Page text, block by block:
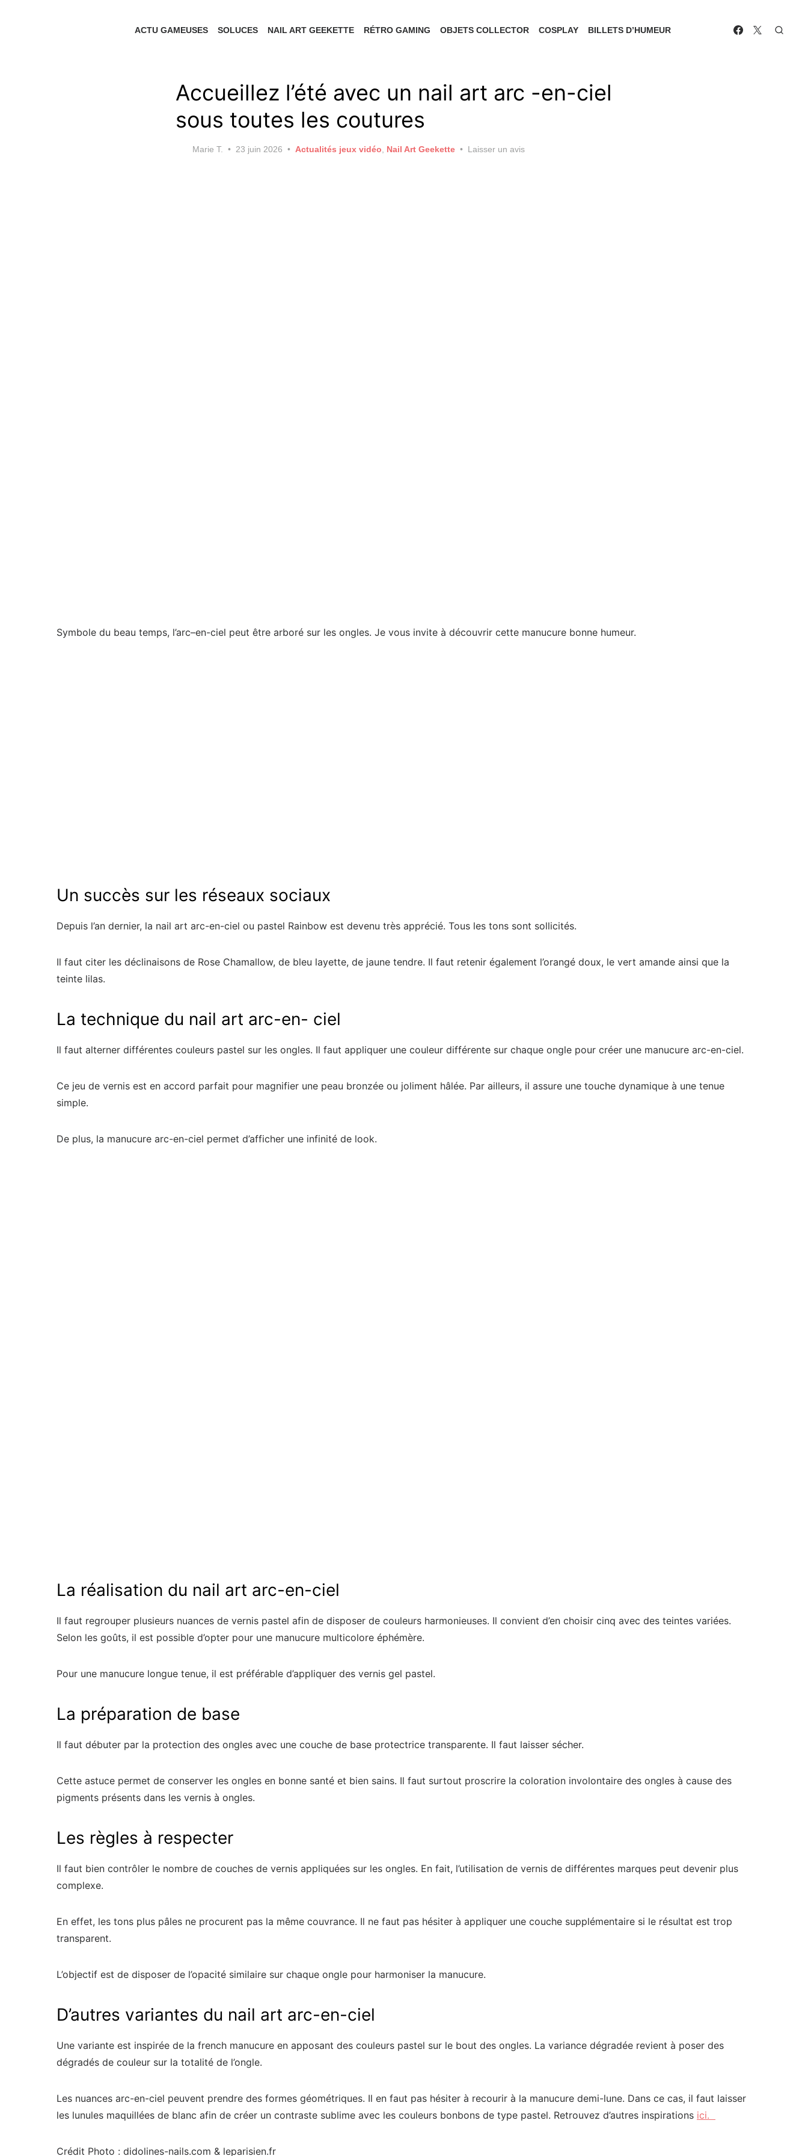
ACTU GAMEUSES SOLUCES NAIL ART GEEKETTE RÉTRO GAMING OBJETS COLLECTOR COSPLAY BILLETS D’HUMEUR
Accueillez l’été avec un nail art arc -en-ciel
sous toutes les coutures
Marie T.
Posted
23 juin 2026 Actualités jeux vidéo Nail Art Geekette Laisser un avis
Symbole du beau temps, l’arc–en-ciel peut être arboré sur les ongles. Je vous invite à découvrir cette manucure bonne humeur.
Un succès sur les réseaux sociaux
Depuis l’an dernier, la nail art arc-en-ciel ou pastel Rainbow est devenu très apprécié. Tous les tons sont sollicités.
Il faut citer les déclinaisons de Rose Chamallow, de bleu layette, de jaune tendre. Il faut retenir également l’orangé doux, le vert amande ainsi que la
teinte lilas.
La technique du nail art arc-en- ciel
Il faut alterner différentes couleurs pastel sur les ongles. Il faut appliquer une couleur différente sur chaque ongle pour créer une manucure arc-en-ciel.
Ce jeu de vernis est en accord parfait pour magnifier une peau bronzée ou joliment hâlée. Par ailleurs, il assure une touche dynamique à une tenue
simple.
De plus, la manucure arc-en-ciel permet d’afficher une infinité de look.
La réalisation du nail art arc-en-ciel
Il faut regrouper plusieurs nuances de vernis pastel afin de disposer de couleurs harmonieuses. Il convient d’en choisir cinq avec des teintes variées.
Selon les goûts, il est possible d’opter pour une manucure multicolore éphémère.
Pour une manucure longue tenue, il est préférable d’appliquer des vernis gel pastel.
La préparation de base
Il faut débuter par la protection des ongles avec une couche de base protectrice transparente. Il faut laisser sécher.
Cette astuce permet de conserver les ongles en bonne santé et bien sains. Il faut surtout proscrire la coloration involontaire des ongles à cause des
pigments présents dans les vernis à ongles.
Les règles à respecter
Il faut bien contrôler le nombre de couches de vernis appliquées sur les ongles. En fait, l’utilisation de vernis de différentes marques peut devenir plus
complexe.
En effet, les tons plus pâles ne procurent pas la même couvrance. Il ne faut pas hésiter à appliquer une couche supplémentaire si le résultat est trop
transparent.
L’objectif est de disposer de l’opacité similaire sur chaque ongle pour harmoniser la manucure.
D’autres variantes du nail art arc-en-ciel
Une variante est inspirée de la french manucure en apposant des couleurs pastel sur le bout des ongles. La variance dégradée revient à poser des
dégradés de couleur sur la totalité de l’ongle.
Les nuances arc-en-ciel peuvent prendre des formes géométriques. Il en faut pas hésiter à recourir à la manucure demi-lune. Dans ce cas, il faut laisser
les lunules maquillées de blanc afin de créer un contraste sublime avec les couleurs bonbons de type pastel. Retrouvez d’autres inspirations ici.
Crédit Photo : didolines-nails.com & leparisien.fr